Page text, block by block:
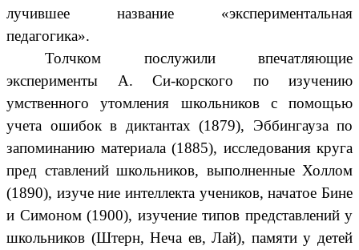
лучившее название «экспериментальная
педагогика».
Толчком послужили впечатляющие
эксперименты А. Си-корского по изучению
умственного утомления школьников с помощью
учета ошибок в диктантах (1879), Эббингауза по
запоминанию материала (1885), исследования круга
пред ставлений школьников, выполненные Холлом
(1890), изуче ние интеллекта учеников, начатое Бине
и Симоном (1900), изучение типов представлений у
школьников (Штерн, Неча ев, Лай), памяти у детей